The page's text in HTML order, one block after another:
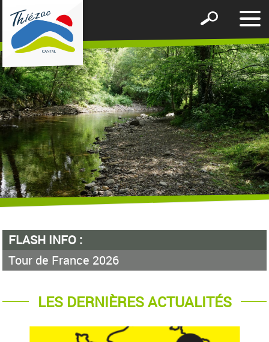
le
Afficher
formulaire
de
recherche
FLASH INFO :
Tour de France 2026
LES DERNIÈRES ACTUALITÉS